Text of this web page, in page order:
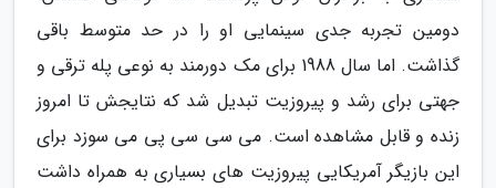
دومین تجربه جدی سینمایی او را در حد متوسط باقی
گذاشت. اما سال 1988 برای مک دورمند به نوعی پله ترقی و
جهتی برای رشد و پیروزیت تبدیل شد که نتایجش تا امروز
زنده و قابل مشاهده است. می سی سی پی می سوزد برای
این بازیگر آمریکایی پیروزیت های بسیاری به همراه داشت